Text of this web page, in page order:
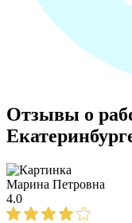
Отзывы о
Марина Петровна
4.0